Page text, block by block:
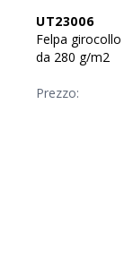
UT23006
Felpa
da 280 g/m2
Prezzo: